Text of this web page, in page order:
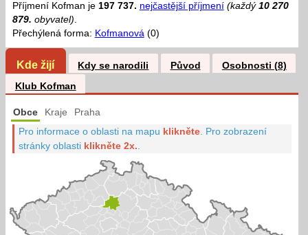
Příjmení Kofman je 197 737. nejčastější příjmení (každý 10 270
879. obyvatel).
Přechýlená forma: Kofmanová(0)
Kde žijí Kdy se narodili Původ
Osobnosti (8)
Klub Kofman
Obce Kraje Praha
Pro informace o oblasti na mapu klikněte Pro zobrazení
stránky oblasti klikněte 2x.